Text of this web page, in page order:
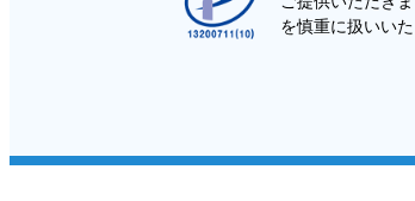
を慎重に扱いいた